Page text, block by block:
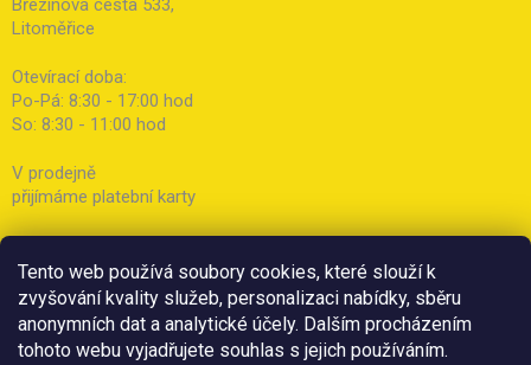
Tento web používá soubory cookies, které slouží k
zvyšování kvality služeb, personalizaci nabídky, sběru
anonymních dat a analytické účely. Dalším procházením
tohoto webu vyjadřujete souhlas s jejich používáním.
Březinova cesta 533,
Litoměřice
Otevírací doba:
Po-Pá: 8:30 - 17:00 hod
So: 8:30 - 11:00 hod
V prodejně
přijímáme platební karty